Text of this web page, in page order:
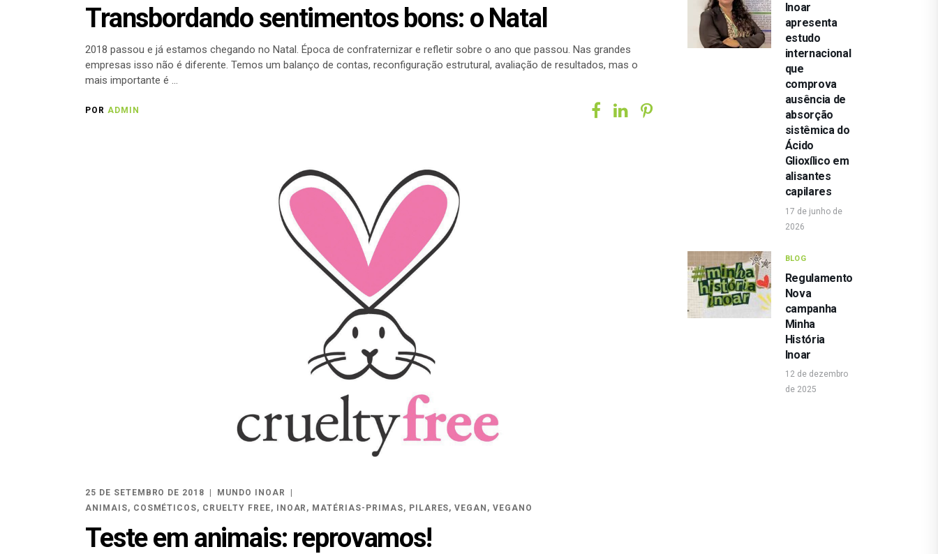
Transbordando sentimentos bons: o Natal
2018 passou e já estamos chegando no Natal. Época de confraternizar e refletir sobre o ano que passou. Nas grandes
empresas isso não é diferente. Temos um balanço de contas, reconfiguração estrutural, avaliação de resultados, mas o
mais importante é
POR ADMIN
25 DE SETEMBRO DE 2018
MUNDO INOAR
ANIMAIS, COSMÉTICOS, CRUELTY FREE, INOAR , MATÉRIAS-PRIMAS, PILARES,VEGAN ,VEGANO
Teste em animais: reprovamos!
Inoar
apresenta
estudo
internacional
que
comprova
ausência de
absorção
sistêmica do
Ácido
Glioxílico em
alisantes
capilares
17 de junho de
2026
BLOG
Regulamento
Nova
campanha
Minha
História
Inoar
12 de dezembro
de 2025